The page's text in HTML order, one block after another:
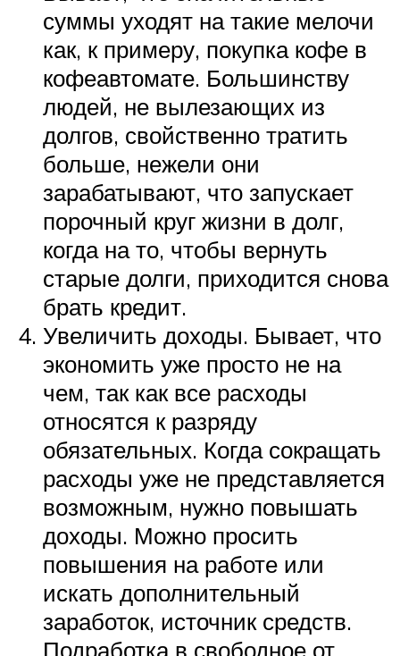
суммы уходят на такие мелочи
как, к примеру, покупка кофе в
кофеавтомате. Большинству
людей, не вылезающих из
долгов, свойственно тратить
больше, нежели они
зарабатывают, что запускает
порочный круг жизни в долг,
когда на то, чтобы вернуть
старые долги, приходится снова
брать кредит.
Увеличить доходы. Бывает, что
экономить уже просто не на
чем, так как все расходы
относятся к разряду
обязательных. Когда сокращать
расходы уже не представляется
возможным, нужно повышать
доходы. Можно просить
повышения на работе или
искать дополнительный
заработок, источник средств.
Подработка в свободное от